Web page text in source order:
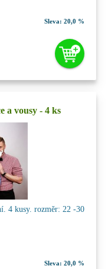
Sleva: 20,0 %
a vousy - 4 ks
4 kusy. rozměr: 22 -30
Sleva: 20,0 %